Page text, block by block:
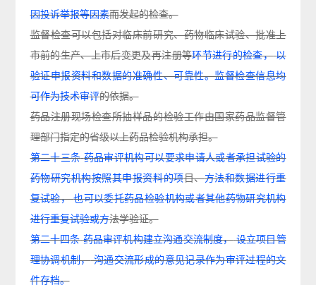
因投诉举报等因素而发起的检查。
监督检查可以包括对临床前研究、药物临床试验、批准上
市前的生产、上市后变更及再注册等环节进行的检查， 以
验证申报资料和数据的准确性、可靠性。监督检查信息均
可作为技术审评的依据。
药品注册现场检查所抽样品的检验工作由国家药品监督管
理部门指定的省级以上药品检验机构承担。
第二十三条 药品审评机构可以要求申请人或者承担试验的
药物研究机构按照其申报资料的项目、方法和数据进行重
复试验， 也可以委托药品检验机构或者其他药物研究机构
进行重复试验或方法学验证。
第二十四条 药品审评机构建立沟通交流制度， 设立项目管
理协调机制， 沟通交流形成的意见记录作为审评过程的文
件存档。